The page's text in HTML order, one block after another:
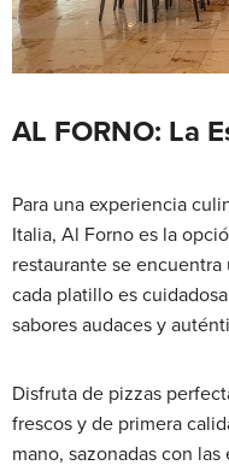
AL FORNO: La
Para una experiencia
Italia, Al Forno es la
restaurante se
cada platillo es
sabores audaces y
Disfruta de pizzas
frescos y de primera
mano, sazonadas con